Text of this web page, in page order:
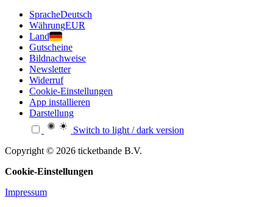
SpracheDeutsch
WährungEUR
Land
Gutscheine
Bildnachweise
Newsletter
Widerruf
Cookie-Einstellungen
App installieren
Darstellung
Switch to light / dark version
Copyright © 2026 ticketbande B.V.
Cookie-Einstellungen
Impressum